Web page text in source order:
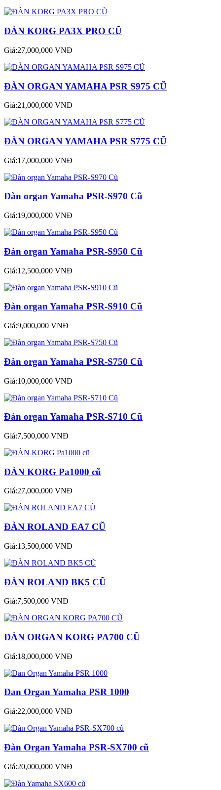
ĐÀN KORG PA3X PRO CŨ
Giá:27,000,000 VNĐ
ĐÀN ORGAN YAMAHA PSR S975 CŨ
Giá:21,000,000 VNĐ
ĐÀN ORGAN YAMAHA PSR S775 CŨ
Giá:17,000,000 VNĐ
Đàn organ Yamaha PSR-S970 Cũ
Giá:19,000,000 VNĐ
Đàn organ Yamaha PSR-S950 Cũ
Giá:12,500,000 VNĐ
Đàn organ Yamaha PSR-S910 Cũ
Giá:9,000,000 VNĐ
Đàn organ Yamaha PSR-S750 Cũ
Giá:10,000,000 VNĐ
Đàn organ Yamaha PSR-S710 Cũ
Giá:7,500,000 VNĐ
ĐÀN KORG Pa1000 cũ
Giá:27,000,000 VNĐ
ĐÀN ROLAND EA7 CŨ
Giá:13,500,000 VNĐ
ĐÀN ROLAND BK5 CŨ
Giá:7,500,000 VNĐ
ĐÀN ORGAN KORG PA700 CŨ
Giá:18,000,000 VNĐ
Đan Organ Yamaha PSR 1000
Giá:22,000,000 VNĐ
Đàn Organ Yamaha PSR-SX700 cũ
Giá:20,000,000 VNĐ